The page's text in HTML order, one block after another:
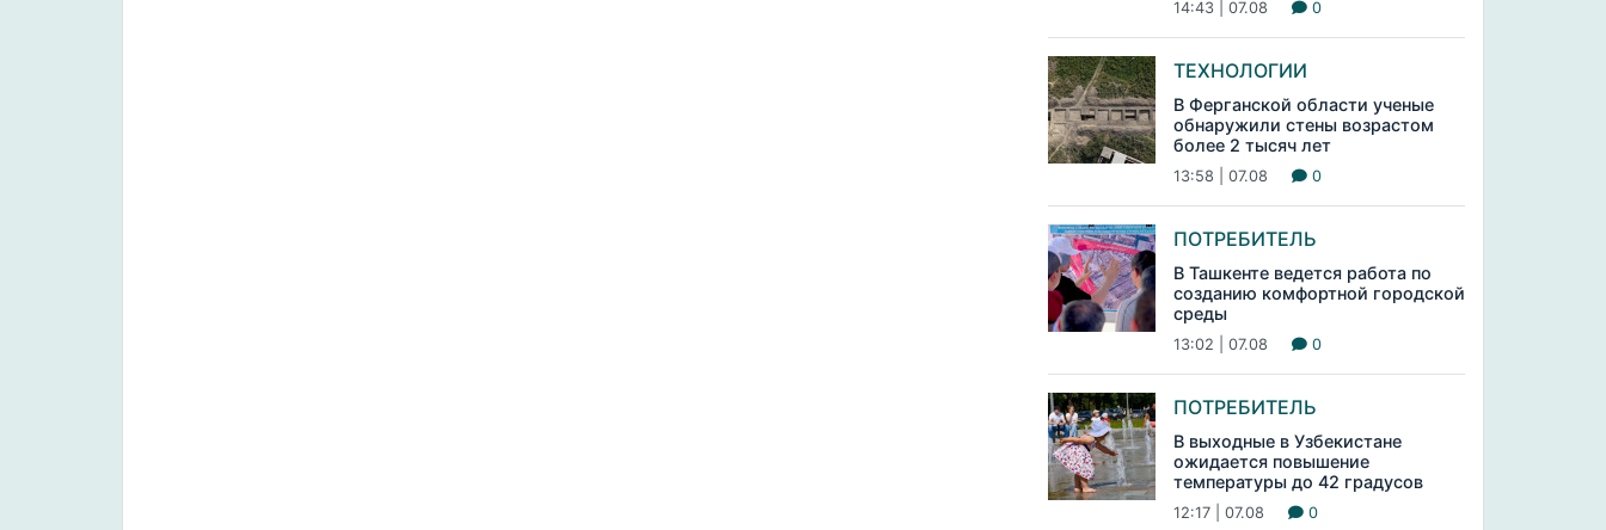
14:43 | 07.08 0
ТЕХНОЛОГИИ
В Ферганской области ученые
обнаружили стены возрастом
более 2 тысяч лет
13:58 | 07.08 0
ПОТРЕБИТЕЛЬ
В Ташкенте ведется работа по
созданию комфортной городской
среды
13:02 | 07.08 0
ПОТРЕБИТЕЛЬ
В выходные в Узбекистане
ожидается повышение
температуры до 42 градусов
12:17 | 07.08 0